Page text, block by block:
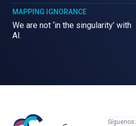
MAPPING IGNORANCE
We are not ‘in the singularity’ with
AI.
Mujeres
Síguenos: